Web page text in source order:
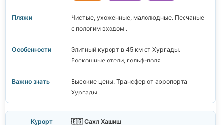
Чистые, ухоженные, малолюдные. Песчаные
с пологим входом .
Элитный курорт в 45 км от Хургады.
Роскошные отели, гольф-поля .
Высокие цены. Трансфер от аэропорта
Хургады .
🇪🇬 Сахл Хашиш